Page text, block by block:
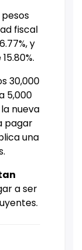
fiscal
y
30,000
5,000
nueva
pagar
una
a ser